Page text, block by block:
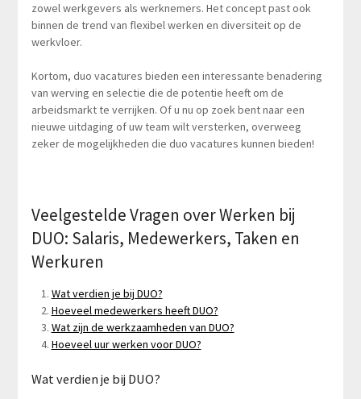
zowel werkgevers als werknemers. Het concept past ook
binnen de trend van flexibel werken en diversiteit op de
werkvloer.
Kortom, duo vacatures bieden een interessante benadering
van werving en selectie die de potentie heeft om de
arbeidsmarkt te verrijken. Of u nu op zoek bent naar een
nieuwe uitdaging of uw team wilt versterken, overweeg
zeker de mogelijkheden die duo vacatures kunnen bieden!
Veelgestelde Vragen over Werken bij
DUO: Salaris, Medewerkers, Taken en
Werkuren
Wat verdien je bij DUO?
Hoeveel medewerkers heeft DUO?
Wat zijn de werkzaamheden van DUO?
Hoeveel uur werken voor DUO?
Wat verdien je bij DUO?